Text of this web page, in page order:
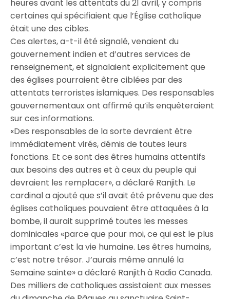
heures avant les attentats du 21 avril, y compris
certaines qui spécifiaient que l’Église catholique
était une des cibles.
Ces alertes, a-t-il été signalé, venaient du
gouvernement indien et d’autres services de
renseignement, et signalaient explicitement que
des églises pourraient être ciblées par des
attentats terroristes islamiques. Des responsables
gouvernementaux ont affirmé qu’ils enquêteraient
sur ces informations.
«Des responsables de la sorte devraient être
immédiatement virés, démis de toutes leurs
fonctions. Et ce sont des êtres humains attentifs
aux besoins des autres et à ceux du peuple qui
devraient les remplacer», a déclaré Ranjith. Le
cardinal a ajouté que s’il avait été prévenu que des
églises catholiques pouvaient être attaquées à la
bombe, il aurait supprimé toutes les messes
dominicales «parce que pour moi, ce qui est le plus
important c’est la vie humaine. Les êtres humains,
c’est notre trésor. J’aurais même annulé la
Semaine sainte» a déclaré Ranjith à Radio Canada.
Des milliers de catholiques assistaient aux messes